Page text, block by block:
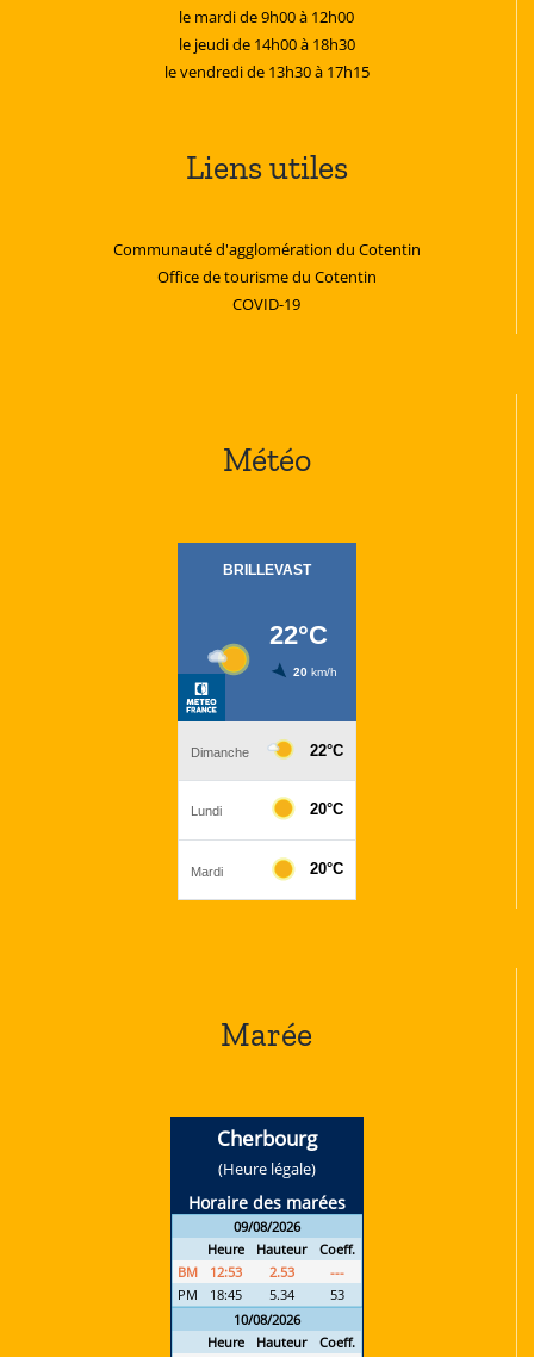
le mardi de 9h00 à 12h00
le jeudi de 14h00 à 18h30
le vendredi de 13h30 à 17h15
Liens utiles
Communauté d'agglomération du Cotentin
Office de tourisme du Cotentin
COVID-19
Météo
Marée